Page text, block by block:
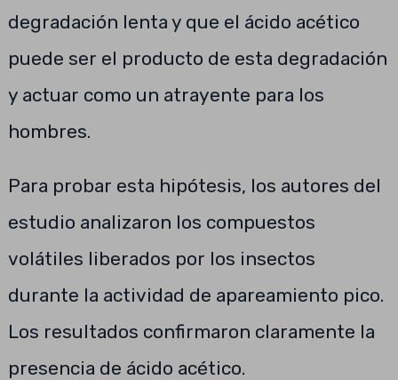
degradación lenta y que el ácido acético
puede ser el producto de esta degradación
y actuar como un atrayente para los
hombres.
Para probar esta hipótesis, los autores del
estudio analizaron los compuestos
volátiles liberados por los insectos
durante la actividad de apareamiento pico.
Los resultados confirmaron claramente la
presencia de ácido acético.